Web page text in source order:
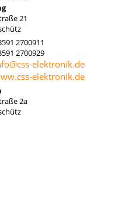
21
2700911
2700929
elektronik.de
elektronik.de
2a